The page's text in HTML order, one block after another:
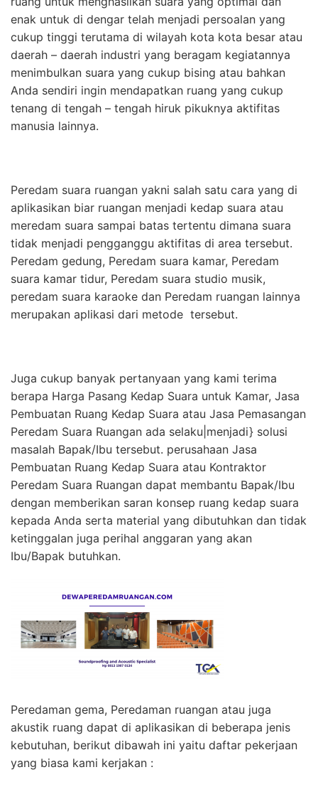
enak untuk di dengar telah menjadi persoalan yang
cukup tinggi terutama di wilayah kota kota besar atau
daerah – daerah industri yang beragam kegiatannya
menimbulkan suara yang cukup bising atau bahkan
Anda sendiri ingin mendapatkan ruang yang cukup
tenang di tengah – tengah hiruk pikuknya aktifitas
manusia lainnya.
Peredam suara ruangan yakni salah satu cara yang di
aplikasikan biar ruangan menjadi kedap suara atau
meredam suara sampai batas tertentu dimana suara
tidak menjadi pengganggu aktifitas di area tersebut.
Peredam gedung, Peredam suara kamar, Peredam
suara kamar tidur, Peredam suara studio musik,
peredam suara karaoke dan Peredam ruangan lainnya
merupakan aplikasi dari metode tersebut.
Juga cukup banyak pertanyaan yang kami terima
berapa Harga Pasang Kedap Suara untuk Kamar, Jasa
Pembuatan Ruang Kedap Suara atau Jasa Pemasangan
Peredam Suara Ruangan ada selaku|menjadi} solusi
masalah Bapak/Ibu tersebut. perusahaan Jasa
Pembuatan Ruang Kedap Suara atau Kontraktor
Peredam Suara Ruangan dapat membantu Bapak/Ibu
dengan memberikan saran konsep ruang kedap suara
kepada Anda serta material yang dibutuhkan dan tidak
ketinggalan juga perihal anggaran yang akan
Ibu/Bapak butuhkan.
Peredaman gema, Peredaman ruangan atau juga
akustik ruang dapat di aplikasikan di beberapa jenis
kebutuhan, berikut dibawah ini yaitu daftar pekerjaan
yang biasa kami kerjakan :